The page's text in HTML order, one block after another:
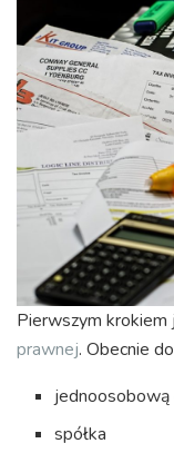
Pierwszym
prawnej. Obecnie
jednoosobową
spółka